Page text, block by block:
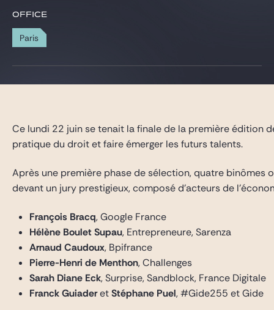
Blog Real Estate
Contact
OFFICE
Paris
Ce lundi 22 juin se tenait la finale de la première édition
pratique du droit et faire émerger les futurs talents.
Après une première phase de sélection, quatre binômes
devant un jury prestigieux, composé d’acteurs de
François Bracq, Google France
Hélène Boulet Supau, Entrepreneure, Sarenza
Arnaud Caudoux, Bpifrance
Pierre-Henri de Menthon, Challenges
Sarah Diane Eck, Surprise, Sandblock, France Digitale
Franck GuiaderetStéphane Puel, #Gide255 et Gide